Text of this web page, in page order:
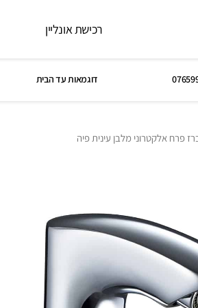
רכישת אונליין
דוגמאות עד הבית
פרח אלקטרוני מלבן עינית פיה